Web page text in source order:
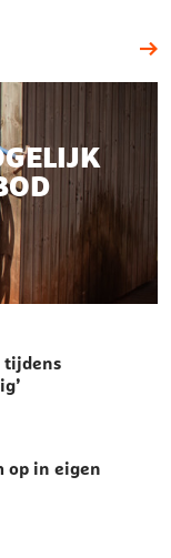
tijdens
op in eigen